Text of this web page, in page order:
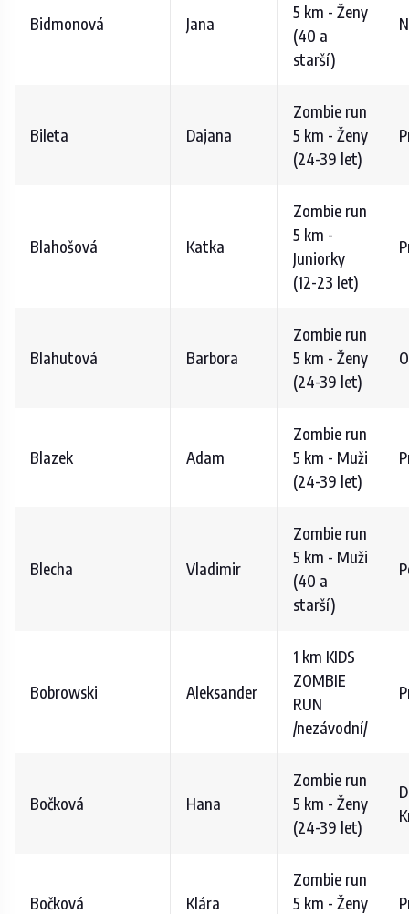
Bidmonová Jana
5 km - Ženy
(40 a
starší)
Bileta Dajana
Zombie run
5 km - Ženy
(24-39 let)
Blahošová Katka
Zombie run
5 km -
Juniorky
(12-23 let)
Blahutová Barbora
Zombie run
5 km - Ženy
(24-39 let)
Blazek Adam
Zombie run
5 km - Muži
(24-39 let)
Blecha Vladimir
Zombie run
5 km - Muži
(40 a
starší)
Bobrowski Aleksander
1 km KIDS
ZOMBIE
RUN
/nezávodní/
Bočková Hana
Zombie run
5 km - Ženy
(24-39 let)
Bočková Klára
Zombie run
5 km - Ženy